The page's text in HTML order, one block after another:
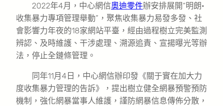
2022年4月，中心網信奧迪零件辦安排展開“明朗·
收集暴力專項管理舉動”，聚焦收集暴力易發多發、社
會影響力年夜的18家網站平臺，經由過程樹立完美監測
辨認、及時維護、干涉處理、溯源追責、宣揚曝光等辦
法，停止全鏈條管理。
同年11月4日，中心網信辦印發《關于實在加大力
度收集暴力管理的告訴》，提出樹立健全網暴預警預防
機制，強化網暴當事人維護，謹防網暴信息傳佈分散，